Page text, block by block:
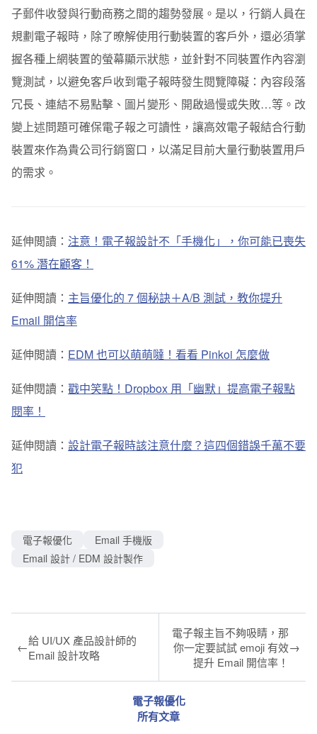
子郵件收發與行動商務之間的趨勢發展。是以，行銷人員在
規劃電子報時，除了暸解使用行動裝置的客戶外，還必須掌
握各種上網裝置的螢幕顯示狀態，並針對不同裝置作內容瀏
覽測試，以避免客戶收到電子報時發生閱覽障礙：內容段落
冗長、連結不易點擊、圖片變形、開啟過慢或失敗…等。改
變上述問題可確保電子報之可讀性，讓高效電子報結合行動
裝置來作為貴公司行銷窗口，以滿足目前大量行動裝置用戶
的需求。
延伸閲讀： 注意！電子報設計不「手機化」，你可能已喪失
61% 潛在顧客！
延伸閲讀： 主旨優化的 7 個秘訣＋A/B 測試，教你提升
Email 開信率
延伸閲讀： EDM 也可以萌萌噠！看看 Pinkoi 怎麼做
延伸閱讀： 戳中笑點！Dropbox 用「幽默」提高電子報點
閱率！
延伸閱讀： 設計電子報時該注意什麼？這四個錯誤千萬不要
犯
電子報優化
Email 手機版
Email 設計 / EDM 設計製作
←給 UI/UX 產品設計師的
Email 設計攻略
電子報優化
所有文章
電子報主旨不夠吸睛，那
你一定要試試 emoji 有效
提升 Email 開信率！
→